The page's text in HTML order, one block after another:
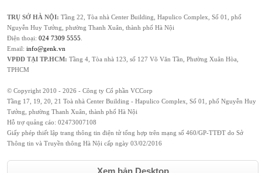
TRỤ SỞ HÀ NỘI: Tầng 22, Tòa nhà Center Building, Hapulico Complex, Số 01, phố
Nguyễn Huy Tưởng, phường Thanh Xuân, thành phố Hà Nội
Điện thoại: 024 7309 5555
Email: info@genk.vn
VPĐD TẠI TP.HCM: Tầng 4, Tòa nhà 123, số 127 Võ Văn Tần, Phường Xuân Hòa,
TPHCM
© Copyright 2010 - 2026 - Công ty Cổ phần VCCorp
Tầng 17, 19, 20, 21 Toà nhà Center Building - Hapulico Complex, Số 01, phố Nguyễn Huy
Tưởng, phường Thanh Xuân, thành phố Hà Nội
Hỗ trợ quảng cáo: 02473007108
Giấy phép thiết lập trang thông tin điện tử tổng hợp trên mạng số 460/GP-TTĐT do Sở
Thông tin và Truyền thông Hà Nội cấp ngày 03/02/2016
Xem bản Desktop